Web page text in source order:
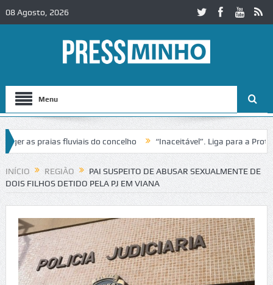
08 Agosto, 2026
Menu
praias fluviais do concelho “Inaceitável”. Liga para a Proteção
de trânsito no IC2 em Alcobaça Igreja do Castelo de
INÍCIO REGIÃO
PAI SUSPEITO DE ABUSAR SEXUALMENTE DE
DOIS FILHOS DETIDO PELA PJ EM VIANA